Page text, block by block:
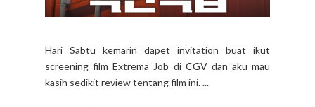
Hari Sabtu kemarin dapet invitation buat ikut
screening film Extrema Job di CGV dan aku mau
kasih sedikit review tentang film ini. ...